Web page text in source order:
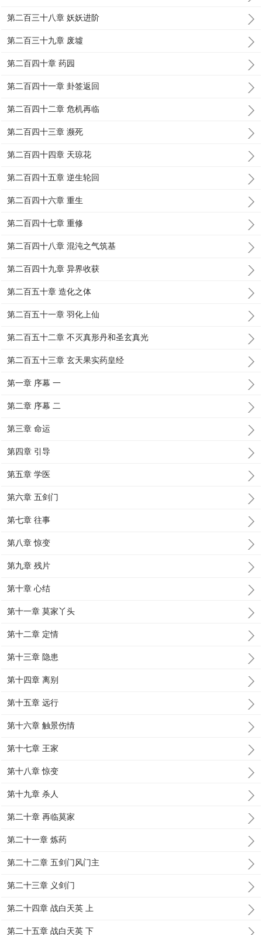
第二百三十八章 妖妖进阶
第二百三十九章 废墟
第二百四十章 药园
第二百四十一章 卦签返回
第二百四十二章 危机再临
第二百四十三章 濒死
第二百四十四章 天琼花
第二百四十五章 逆生轮回
第二百四十六章 重生
第二百四十七章 重修
第二百四十八章 混沌之气筑基
第二百四十九章 异界收获
第二百五十章 造化之体
第二百五十一章 羽化上仙
第二百五十二章 不灭真形丹和圣玄真光
第二百五十三章 玄天果实药皇经
第一章 序幕 一
第二章 序幕 二
第三章 命运
第四章 引导
第五章 学医
第六章 五剑门
第七章 往事
第八章 惊变
第九章 残片
第十章 心结
第十一章 莫家丫头
第十二章 定情
第十三章 隐患
第十四章 离别
第十五章 远行
第十六章 触景伤情
第十七章 王家
第十八章 惊变
第十九章 杀人
第二十章 再临莫家
第二十一章 炼药
第二十二章 五剑门风门主
第二十三章 义剑门
第二十四章 战白天英 上
第二十五章 战白天英 下